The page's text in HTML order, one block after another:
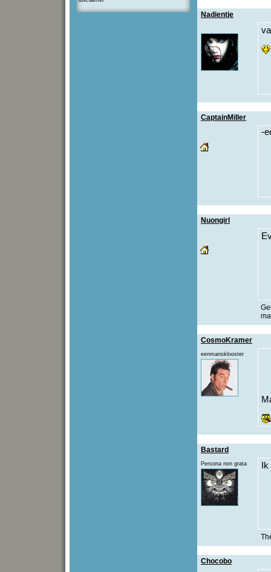
Nadientje
CaptainMiller
-
Nuongirl
CosmoKramer
eenmansklooster
Bastard
Persona non grata
Chocobo